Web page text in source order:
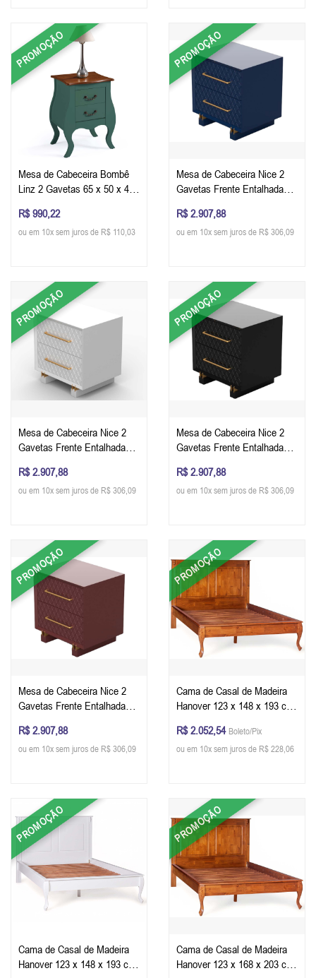
PROMOÇÃO
Mesa de Cabeceira Bombê
Linz 2 Gavetas 65 x 50 x 40
Musgo/Imbuia Glazer
R$ 990,22
ou em 10x sem juros de R$ 110,03
PROMOÇÃO
Mesa de Cabeceira Nice 2
Gavetas Frente Entalhada
cm (A x L x P) - Cor Azul
Acetinado
R$ 2.907,88
ou em 10x sem juros de R$ 306,09
PROMOÇÃO
Mesa de Cabeceira Nice 2
Gavetas Frente Entalhada
cm (A x L x P) - Cor Branco
Acetinado
R$ 2.907,88
ou em 10x sem juros de R$ 306,09
PROMOÇÃO
Mesa de Cabeceira Nice 2
Gavetas Frente Entalhada
cm (A x L x P) - Cor Preto
Acetinado
R$ 2.907,88
ou em 10x sem juros de R$ 306,09
PROMOÇÃO
Mesa de Cabeceira Nice 2
Gavetas Frente Entalhada
cm (A x L x P) - Cor
Terracota Acetinado
R$ 2.907,88
ou em 10x sem juros de R$ 306,09
PROMOÇÃO
Cama de Casal de Madeira
Hanover 123 x 148 x 193 cm
R$ 2.052,54 Boleto/Pix
ou em 10x sem juros de R$ 228,06
PROMOÇÃO
Cama de Casal de Madeira
Hanover 123 x 148 x 193 cm
PROMOÇÃO
Cama de Casal de Madeira
Hanover 123 x 168 x 203 cm